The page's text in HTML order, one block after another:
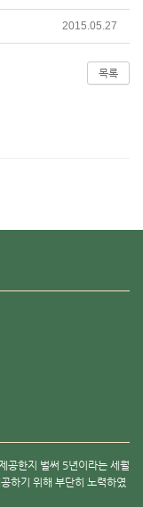
2015.05.27
목록
공한지 벌써 5년이라는 세월
하기 위해 부단히 노력하였